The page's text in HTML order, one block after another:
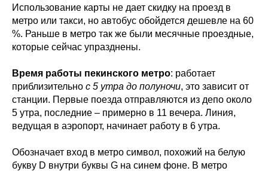
Использование карты не дает скидку на проезд в
метро или такси, но автобус обойдется дешевле на 60
%. Раньше в метро так же были месячные проездные,
которые сейчас упразднены.
Время работы пекинского метро: работает
приблизительно с 5 утра до полуночи, это зависит от
станции. Первые поезда отправляются из депо около
5 утра, последние – примерно в 11 вечера. Линия,
ведущая в аэропорт, начинает работу в 6 утра.
Обозначает вход в метро символ, похожий на белую
букву D внутри буквы G на синем фоне. В метро